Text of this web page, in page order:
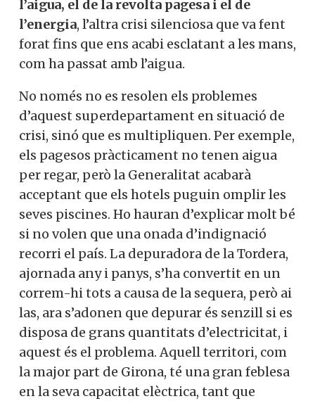
l’aigua, el de la revolta pagesa i el de
l’energia, l’altra crisi silenciosa que va fent
forat fins que ens acabi esclatant a les mans,
com ha passat amb l’aigua.
No només no es resolen els problemes
d’aquest superdepartament en situació de
crisi, sinó que es multipliquen. Per exemple,
els pagesos pràcticament no tenen aigua
per regar, però la Generalitat acabarà
acceptant que els hotels puguin omplir les
seves piscines. Ho hauran d’explicar molt bé
si no volen que una onada d’indignació
recorri el país. La depuradora de la Tordera,
ajornada any i panys, s’ha convertit en un
correm-hi tots a causa de la sequera, però ai
las, ara s’adonen que depurar és senzill si es
disposa de grans quantitats d’electricitat, i
aquest és el problema. Aquell territori, com
la major part de Girona, té una gran feblesa
en la seva capacitat elèctrica, tant que